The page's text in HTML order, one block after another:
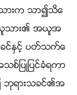
ားက သာ၍သိေ
သား၏ အယူအ
ခင္ႏွင့္ ပတ္သက္ေ
ျပဳျပင္ခံရကာ
ရားသခင္၏အ